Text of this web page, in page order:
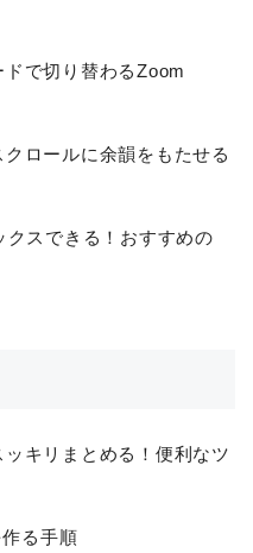
で切り替わるZoom
ロールに余韻をもたせる
クスできる！おすすめの
キリまとめる！便利なツ
作る手順